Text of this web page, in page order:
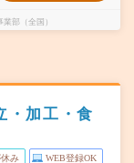
部（全国）
・加工・食
み WEB登録OK